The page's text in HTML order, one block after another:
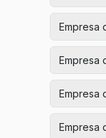
Empresa
Empresa
Empresa
Empresa